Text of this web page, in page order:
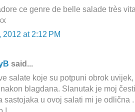
ce genre de belle salade très
2012 at 2:12 PM
said...
salate koje su potpuni obrok
blagdana. Slanutak je moj
sastojaka u ovoj salati mi je odlična